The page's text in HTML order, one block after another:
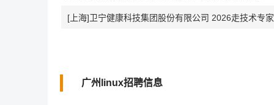
[上海]卫宁健康科技集团股份有限公司 2026走技术专
广州linux招聘信息